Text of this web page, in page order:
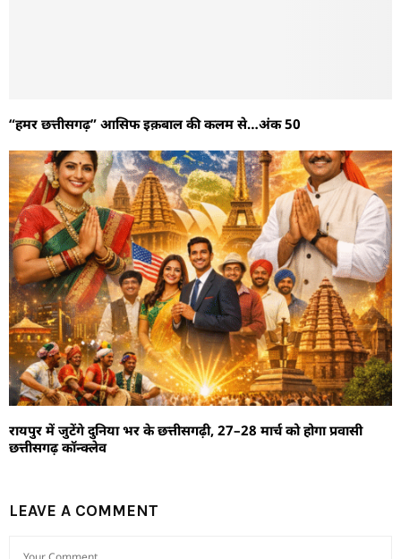
“हमर छत्तीसगढ़” आसिफ इक़बाल की कलम से…अंक 50
रायपुर में जुटेंगे दुनिया भर के छत्तीसगढ़ी, 27–28 मार्च को होगा प्रवासी
छत्तीसगढ़ कॉन्क्लेव
LEAVE A COMMENT